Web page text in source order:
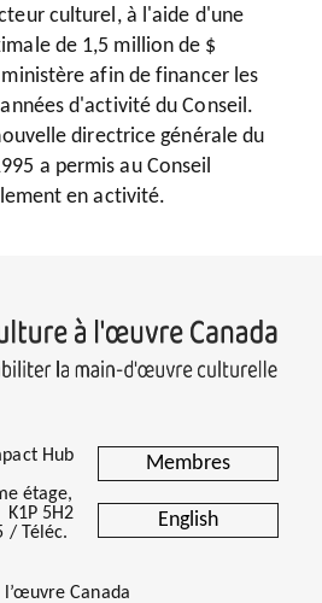
culturel, à l'aide d'une
de 1,5 million de $
afin de financer les
d'activité du Conseil.
directrice générale du
a permis au Conseil
en activité.
Membres
English
Hub
étage,
5H2
/ Téléc.
Canada